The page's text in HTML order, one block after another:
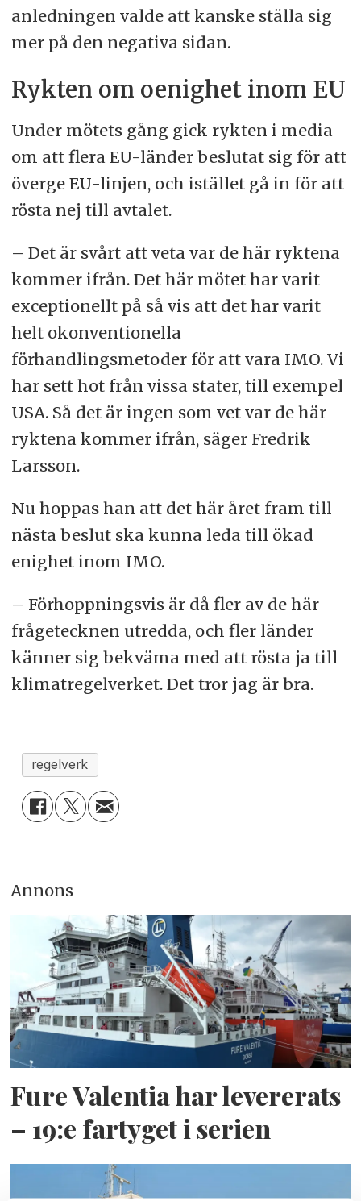
anledningen valde att kanske ställa sig
mer på den negativa sidan.
Rykten om oenighet inom EU
Under mötets gång gick rykten i media
om att flera EU-länder beslutat sig för att
överge EU-linjen, och istället gå in för att
rösta nej till avtalet.
– Det är svårt att veta var de här ryktena
kommer ifrån. Det här mötet har varit
exceptionellt på så vis att det har varit
helt okonventionella
förhandlingsmetoder för att vara IMO. Vi
har sett hot från vissa stater, till exempel
USA. Så det är ingen som vet var de här
ryktena kommer ifrån, säger Fredrik
Larsson.
Nu hoppas han att det här året fram till
nästa beslut ska kunna leda till ökad
enighet inom IMO.
– Förhoppningsvis är då fler av de här
frågetecknen utredda, och fler länder
känner sig bekväma med att rösta ja till
klimatregelverket. Det tror jag är bra.
regelverk
Annons
Fure Valentia har levererats
– 19:e fartyget i serien